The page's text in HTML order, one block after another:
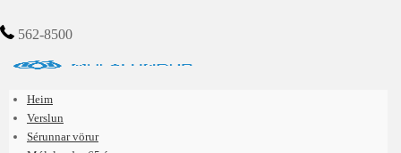
562-8500
Heim
Verslun
Sérunnar vörur